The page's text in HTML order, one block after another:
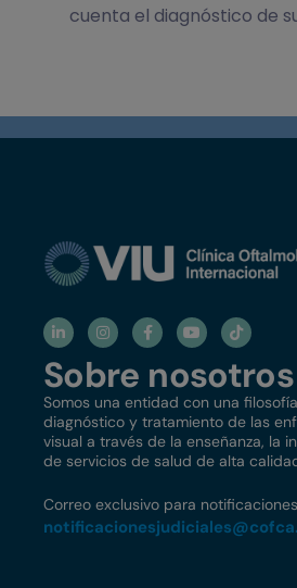
cuenta el diagnóstico de
Sobre nosotros
Somos una entidad con una
diagnóstico y tratamiento de las
visual a través de la enseñanza, la
de servicios de salud de alta
Correo exclusivo para
notificacionesjudiciales@